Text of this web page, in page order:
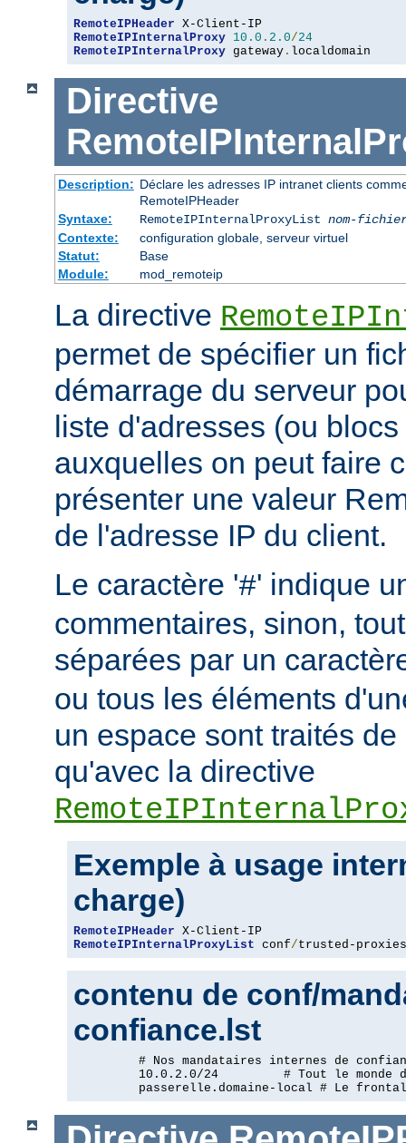
RemoteIPHeader
RemoteIPInternalProxy 10.0 . 2.0/24
RemoteIPInternalProxy gateway . localdomain
Directive
Description: Déclare les adresses IP intranet clients
RemoteIPHeader
Syntaxe:
RemoteIPInternalProxyList nom-
Contexte:
configuration globale, serveur virtuel
Statut:
Base
Module:
mod_remoteip
La directive
permet de spécifier un
démarrage du serveur
liste d'adresses (ou
auxquelles on peut faire
présenter une valeur
de l'adresse IP du client.
Le caractère '#' indique
commentaires, sinon,
séparées par un
ou tous les éléments
un espace sont traités
qu'avec la directive
Exemple à usage
charge)
RemoteIPHeader
RemoteIPInternalProxyList conf/trusted-proxies
contenu de conf/
confiance.lst
# Nos mandataires internes de
10.0.2.0/24         # Tout le monde
passerelle.domaine-local # Le